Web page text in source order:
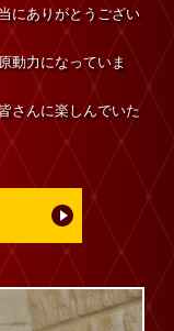
にありがとうござい
動力になっていま
さんに楽しんでいた